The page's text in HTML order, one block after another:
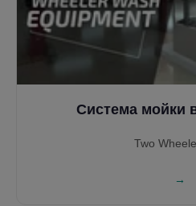
Система мойки
Two
→